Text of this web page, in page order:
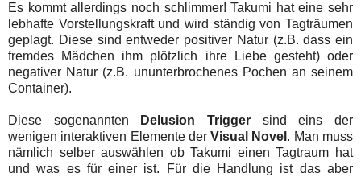
Es kommt allerdings noch schlimmer! Takumi hat eine sehr
lebhafte Vorstellungskraft und wird ständig von Tagträumen
geplagt. Diese sind entweder positiver Natur (z.B. dass ein
fremdes Mädchen ihm plötzlich ihre Liebe gesteht) oder
negativer Natur (z.B. ununterbrochenes Pochen an seinem
Container).
Diese sogenannten Delusion Trigger sind eins der
wenigen interaktiven Elemente derVisual Novel . Man muss
nämlich selber auswählen ob Takumi einen Tagtraum hat
und was es für einer ist. Für die Handlung ist das aber